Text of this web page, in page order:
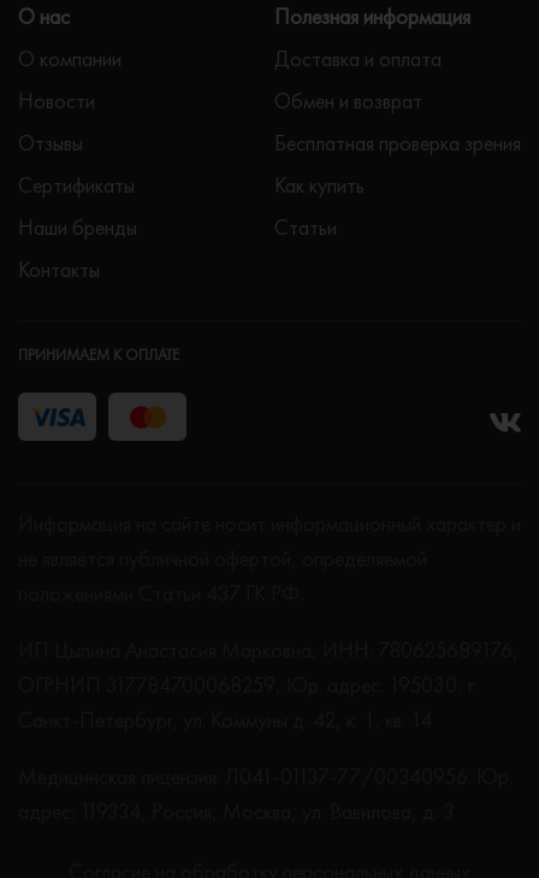
О нас
О компании
Новости
Отзывы
Сертификаты
Наши бренды
Контакты
Полезная информация
Доставка и оплата
Обмен и возврат
Бесплатная проверка зрения
Как купить
Статьи
ПРИНИМАЕМ К ОПЛАТЕ